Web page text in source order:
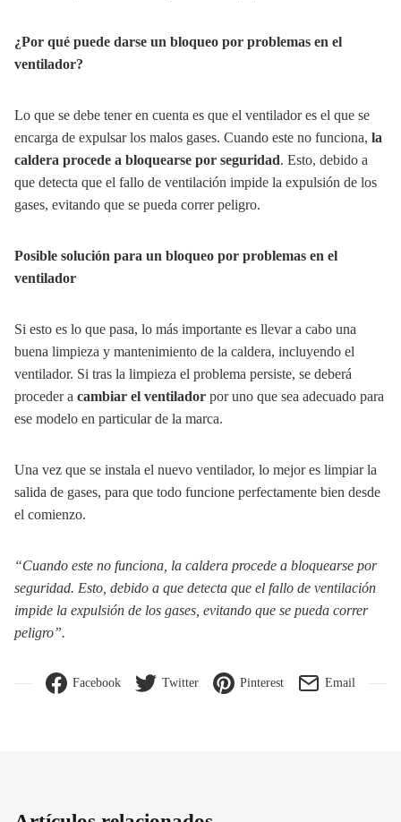
¿Por qué puede darse un bloqueo por problemas en el
ventilador?
Lo que se debe tener en cuenta es que el ventilador es el que se
encarga de expulsar los malos gases. Cuando este no funciona, la
caldera procede a bloquearse por seguridad. Esto, debido a
que detecta que el fallo de ventilación impide la expulsión de los
gases, evitando que se pueda correr peligro.
Posible solución para un bloqueo por problemas en el
ventilador
Si esto es lo que pasa, lo más importante es llevar a cabo una
buena limpieza y mantenimiento de la caldera, incluyendo el
ventilador. Si tras la limpieza el problema persiste, se deberá
proceder a cambiar el ventilador por uno que sea adecuado para
ese modelo en particular de la marca.
Una vez que se instala el nuevo ventilador, lo mejor es limpiar la
salida de gases, para que todo funcione perfectamente bien desde
el comienzo.
“Cuando este no funciona, la caldera procede a bloquearse por
seguridad. Esto, debido a que detecta que el fallo de ventilación
impide la expulsión de los gases, evitando que se pueda correr
peligro”.
Facebook Twitter Pinterest Email